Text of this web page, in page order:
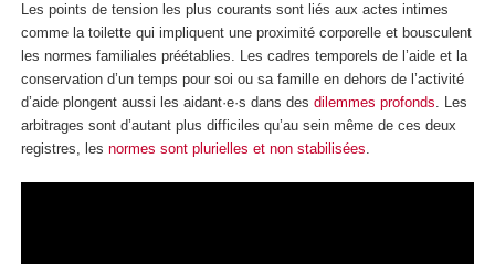
Les points de tension les plus courants sont liés aux actes intimes
comme la toilette qui impliquent une proximité corporelle et bousculent
les normes familiales préétablies. Les cadres temporels de l’aide et la
conservation d’un temps pour soi ou sa famille en dehors de l’activité
d’aide plongent aussi les aidant·e·s dans des dilemmes profonds. Les
arbitrages sont d’autant plus difficiles qu’au sein même de ces deux
registres, les normes sont plurielles et non stabilisées.